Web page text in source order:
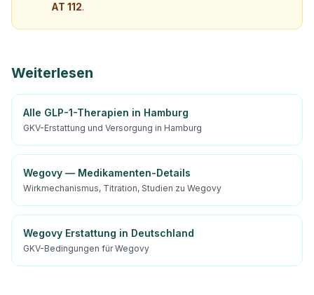
AT 112.
Weiterlesen
Alle GLP-1-Therapien in Hamburg
GKV-Erstattung und Versorgung in Hamburg
Wegovy — Medikamenten-Details
Wirkmechanismus, Titration, Studien zu Wegovy
Wegovy Erstattung in Deutschland
GKV-Bedingungen für Wegovy